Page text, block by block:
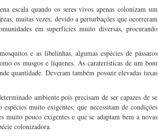
escala quando os seres vivos apenas colonizam um
muitas vezes, devido a perturbações que ocorreram
em superfícies muito diversas, procurando
e as libelinhas, algumas espécies de pássaros
os musgos e líquenes. As caraterísticas de um bom
quantidade. Deveram também possuir elevadas taxas
ambiente pois precisam de ser capazes de se
muito exigentes, que necessitam de condições
muito pouco exigentes e que se adaptam bem a novas
colonizadora.